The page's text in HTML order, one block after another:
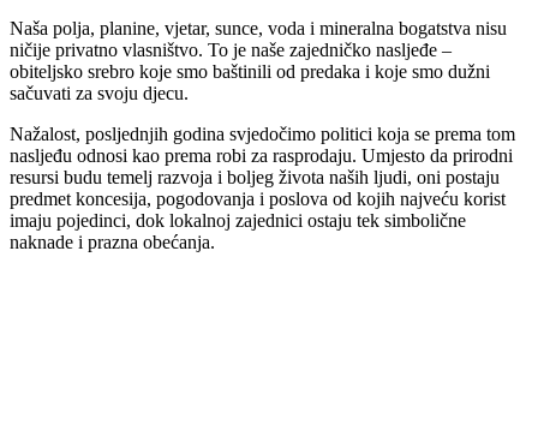
Naša polja, planine, vjetar, sunce, voda i mineralna bogatstva nisu
ničije privatno vlasništvo. To je naše zajedničko nasljeđe –
obiteljsko srebro koje smo baštinili od predaka i koje smo dužni
sačuvati za svoju djecu.
Nažalost, posljednjih godina svjedočimo politici koja se prema tom
nasljeđu odnosi kao prema robi za rasprodaju. Umjesto da prirodni
resursi budu temelj razvoja i boljeg života naših ljudi, oni postaju
predmet koncesija, pogodovanja i poslova od kojih najveću korist
imaju pojedinci, dok lokalnoj zajednici ostaju tek simbolične
naknade i prazna obećanja.